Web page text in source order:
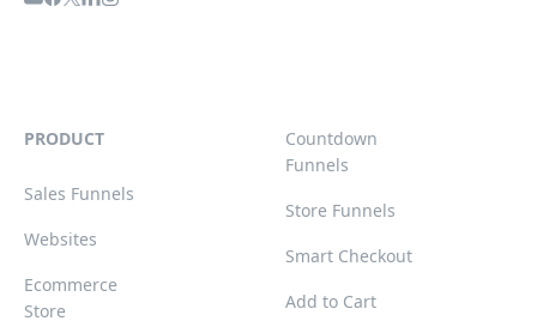
PRODUCT
Sales Funnels
Websites
Ecommerce
Store
Countdown
Funnels
Store Funnels
Smart Checkout
Add to Cart